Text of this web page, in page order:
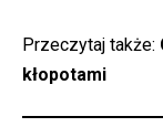
Przeczytaj także:
kłopotami